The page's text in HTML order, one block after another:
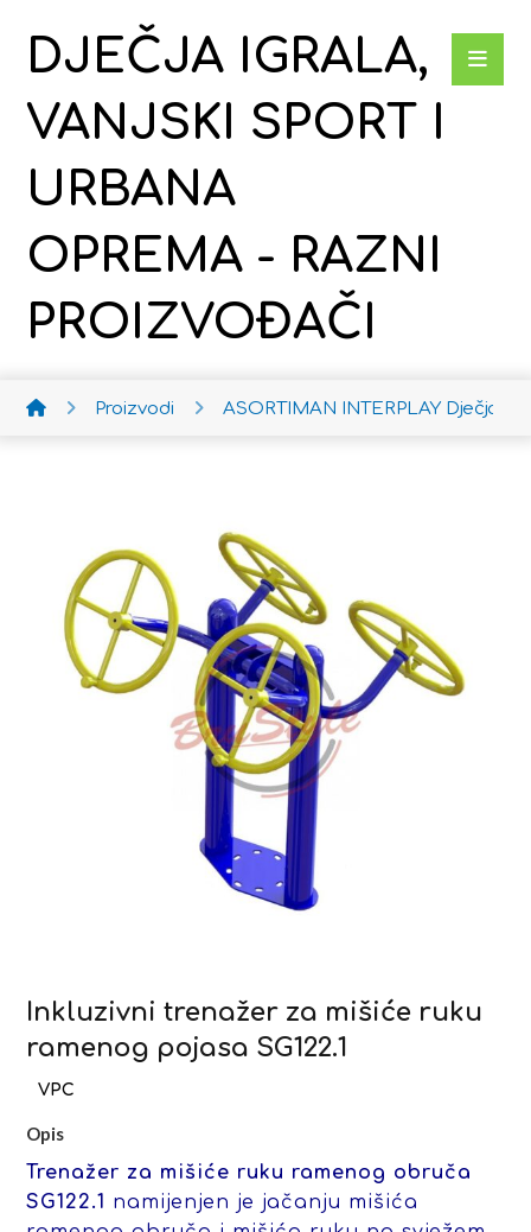
DJEČJA IGRALA,
VANJSKI SPORT I
URBANA
OPREMA - RAZNI
PROIZVOĐAČI
Proizvodi ASORTIMAN INTERPLAY Dječja
Inkluzivni trenažer za mišiće ruku
ramenog pojasa SG122.1
Opis
Trenažer za mišiće ruku ramenog obruča
SG122.1
namijenjen je jačanju mišića